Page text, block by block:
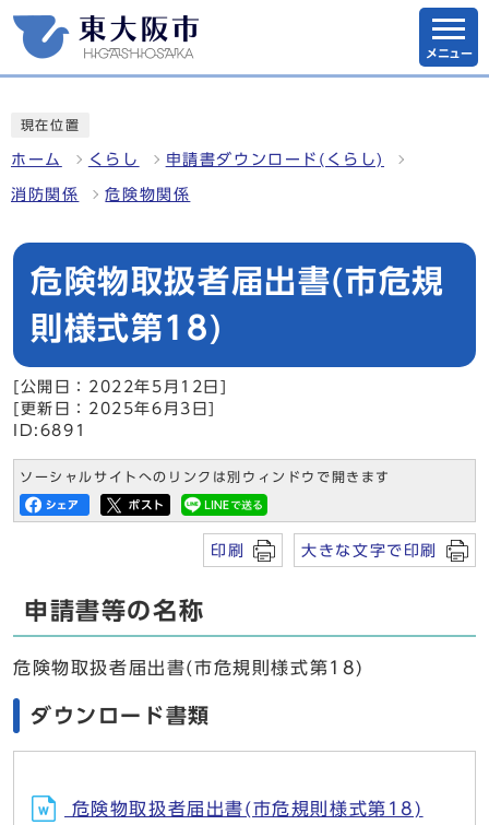
メニュー
現在位置
ホーム くらし 申請書ダウンロード(くらし)
消防関係 危険物関係
危険物取扱者届出書(市危規
則様式第18)
[公開日：2022年5月12日]
[更新日：2025年6月3日]
ID:6891
ソーシャルサイトへのリンクは別ウィンドウで開きます
印刷 大きな文字で印刷
申請書等の名称
危険物取扱者届出書(市危規則様式第18)
ダウンロード書類
危険物取扱者届出書(市危規則様式第18)